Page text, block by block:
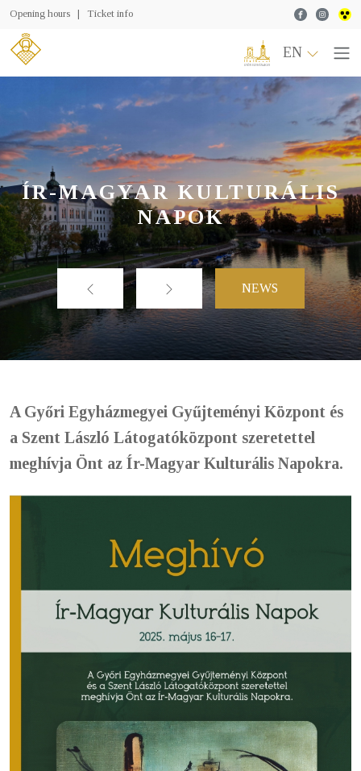
Opening hours | Ticket info Facebook
EN
ÍR-MAGYAR KULTURÁLIS
NAPOK
NEWS
A Győri Egyházmegyei Gyűjteményi Központ és
a Szent László Látogatóközpont szeretettel
meghívja Önt az Ír-Magyar Kulturális Napokra.